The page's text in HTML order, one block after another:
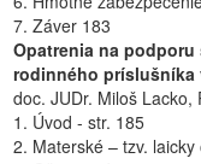
7. Záver 183
Opatrenia na
rodinného príslušníka
doc. JUDr. Miloš Lacko,
1. Úvod - str. 185
2. Materské – tzv. laicky